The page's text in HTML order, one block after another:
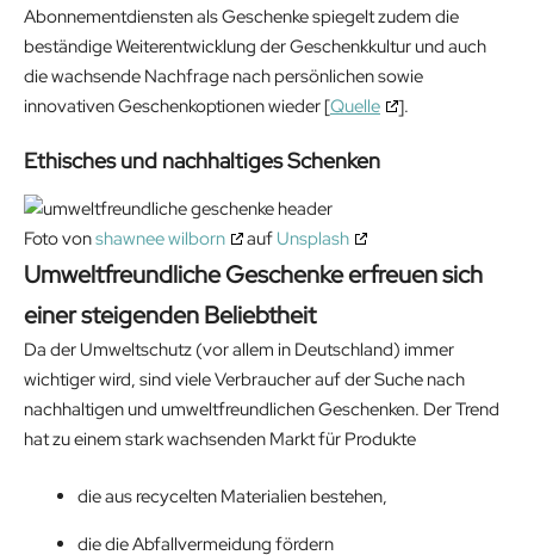
Abonnementdiensten als Geschenke spiegelt zudem die
beständige Weiterentwicklung der Geschenkkultur und auch
die wachsende Nachfrage nach persönlichen sowie
innovativen Geschenkoptionen wieder [Quelle ].
Ethisches und nachhaltiges Schenken
Foto vonshawnee wilborn auf Unsplash
Umweltfreundliche Geschenke erfreuen sich
einer steigenden Beliebtheit
Da der Umweltschutz (vor allem in Deutschland) immer
wichtiger wird, sind viele Verbraucher auf der Suche nach
nachhaltigen und umweltfreundlichen Geschenken. Der Trend
hat zu einem stark wachsenden Markt für Produkte
die aus recycelten Materialien bestehen,
die die Abfallvermeidung fördern